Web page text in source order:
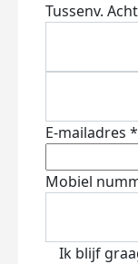
Tussenv.
E-mailadres *
Mobiel
Ik blijf